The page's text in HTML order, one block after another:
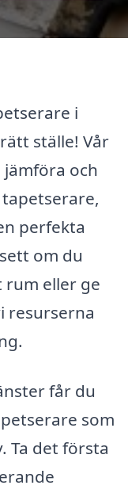
i
ställe! Vår
och
perfekta
om du
eller ge
resurserna
får du
som
Ta det första